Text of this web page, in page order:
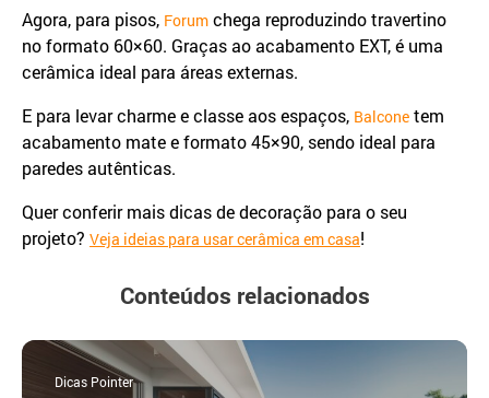
Agora, para pisos, Forum chega reproduzindo travertino
no formato 60×60. Graças ao acabamento EXT, é uma
cerâmica ideal para áreas externas.
E para levar charme e classe aos espaços, Balcone tem
acabamento mate e formato 45×90, sendo ideal para
paredes autênticas.
Quer conferir mais dicas de decoração para o seu
projeto? Veja ideias para usar cerâmica em casa!
Conteúdos relacionados
Dicas Pointer